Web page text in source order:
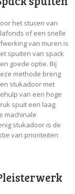
het stucen van
of een snelle
van muren is
spuiten van spack
goede optie. Bij
methode breng
stukadoor met
van een hoge
spuit een laag
machinale
stukadoor is de
van prioriteiten